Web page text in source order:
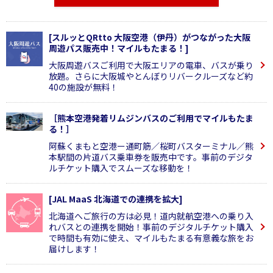
[スルッとQRtto 大阪空港（伊丹）がつながった大阪
周遊パス販売中！マイルもたまる！]
大阪周遊バスご利用で大阪エリアの電車、バスが乗り
放題。さらに大阪城やとんぼりリバークルーズなど約
40の施設が無料！
［熊本空港発着リムジンバスのご利用でマイルもたま
る！］
阿蘇くまもと空港ー通町筋／桜町バスターミナル／熊
本駅間の片道バス乗車券を販売中です。事前のデジタ
ルチケット購入でスムーズな移動を！
[JAL MaaS 北海道での連携を拡大]
北海道へご旅行の方は必見！道内就航空港への乗り入
れバスとの連携を開始！事前のデジタルチケット購入
で時間も有効に使え、マイルもたまる有意義な旅をお
届けします！